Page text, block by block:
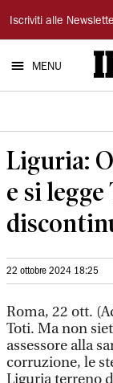
Il
Tirreno
Iscriviti alle
MENU
Liguria:
e si
22 ottobre 2024 18:25
Roma, 22 ott.
Toti. Ma non
assessore alla
corruzione, le
Liguria terreno